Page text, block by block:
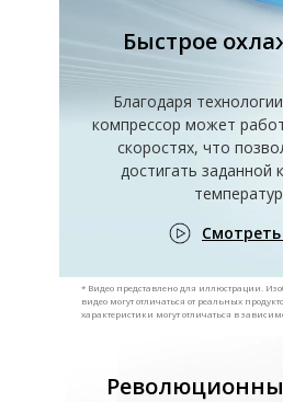
Быстрое
Благодаря
компрессор может
скоростях, что
достигать заданной
* Видео представлено для иллюстрации.
видео могут отличаться от реальных
характеристики могут отличаться в